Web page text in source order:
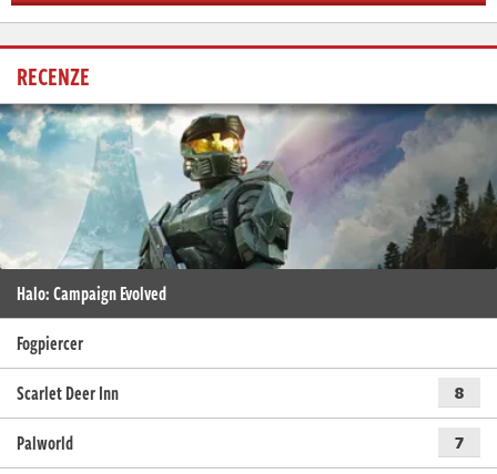
RECENZE
Halo: Campaign Evolved
Fogpiercer
Scarlet Deer Inn
8
Palworld 7